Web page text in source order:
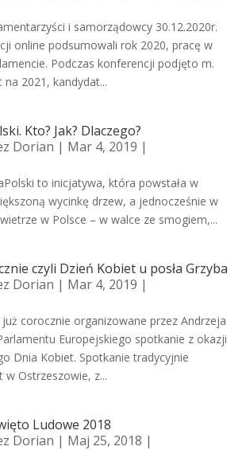
i samorządowcy 30.12.2020r.
online podsumowali rok 2020, pracę w
Podczas konferencji podjęto m.
2021, kandydat...
Kto? Jak? Dlaczego?
Dorian | Mar 4, 2019 |
to inicjatywa, która powstała w
wycinkę drzew, a jednocześnie w
w Polsce – w walce ze smogiem,...
czyli Dzień Kobiet u posła Grzyba
Dorian | Mar 4, 2019 |
już corocznie organizowane przez Andrzeja
Europejskiego spotkanie z okazji
Dnia Kobiet. Spotkanie tradycyjnie
Ostrzeszowie, z...
Ludowe 2018
Dorian | Maj 25, 2018 |